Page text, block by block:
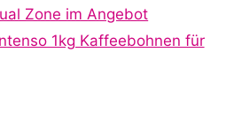
i
Zone im Angebot
1kg Kaffeebohnen für